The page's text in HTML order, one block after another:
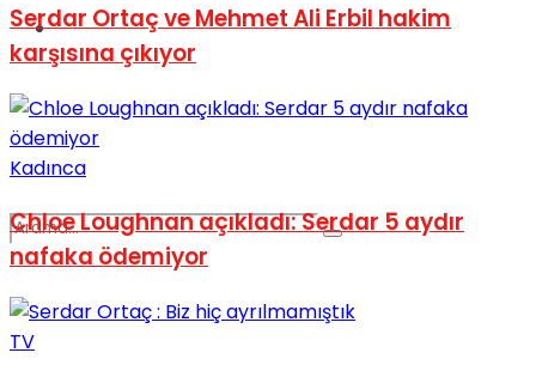
Podcast
Serdar Ortaç ve Mehmet Ali Erbil hakim
karşısına çıkıyor
Kadınca
Chloe Loughnan açıkladı: Serdar 5 aydır
nafaka ödemiyor
TV